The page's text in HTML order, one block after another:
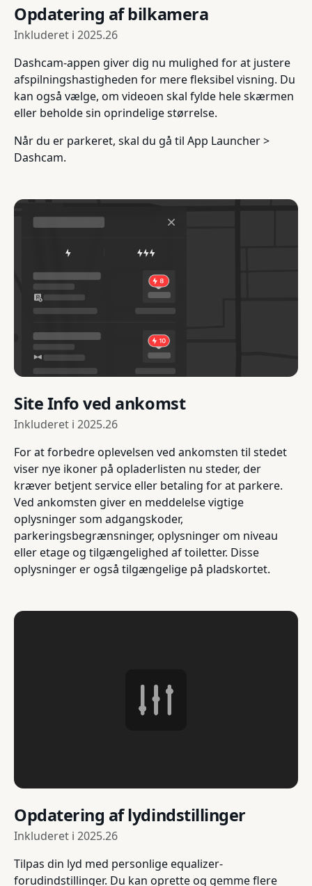
Opdatering af bilkamera
Inkluderet i 2025.26
Dashcam-appen giver dig nu mulighed for at justere
afspilningshastigheden for mere fleksibel visning. Du
kan også vælge, om videoen skal fylde hele skærmen
eller beholde sin oprindelige størrelse.
Når du er parkeret, skal du gå til App Launcher >
Dashcam.
Site Info ved ankomst
Inkluderet i 2025.26
For at forbedre oplevelsen ved ankomsten til stedet
viser nye ikoner på opladerlisten nu steder, der
kræver betjent service eller betaling for at parkere.
Ved ankomsten giver en meddelelse vigtige
oplysninger som adgangskoder,
parkeringsbegrænsninger, oplysninger om niveau
eller etage og tilgængelighed af toiletter. Disse
oplysninger er også tilgængelige på pladskortet.
Opdatering af lydindstillinger
Inkluderet i 2025.26
Tilpas din lyd med personlige equalizer-
forudindstillinger. Du kan oprette og gemme flere